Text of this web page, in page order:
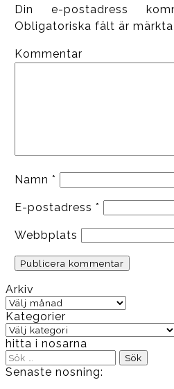
Din e-postadress
Obligatoriska fält är märkta
Namn *
E-postadress *
Webbplats
Arkiv
Arkiv
Kategorier
Kategorier
hitta i nosarna
Sök
efter:
Senaste nosning: